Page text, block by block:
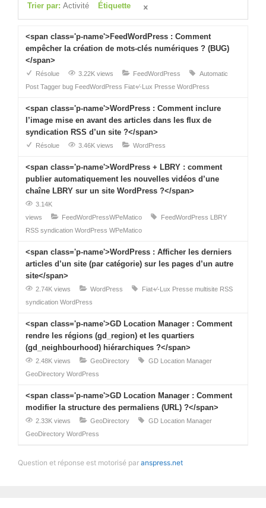
Trier par: Activité Étiquette
<span class='p-name'>FeedWordPress : Comment
empêcher la création de mots-clés numériques ? (BUG)
</span>
Résolue 3.22K views FeedWordPress
Automatic
Post Tagger bug FeedWordPress Fiat+⁄-Lux Presse WordPress
<span class='p-name'>WordPress : Comment inclure
l’image mise en avant des articles dans les flux de
syndication RSS d’un site ?</span>
Résolue 3.46K views WordPress
<span class='p-name'>WordPress + LBRY : comment
publier automatiquement les nouvelles vidéos d’une
chaîne LBRY sur un site WordPress ?</span>
3.14K
views
FeedWordPressWPeMatico FeedWordPress LBRY
RSS syndication WordPress WPeMatico
<span class='p-name'>WordPress : Afficher les derniers
articles d’un site (par catégorie) sur les pages d’un autre
site</span>
2.74K views WordPress Fiat+⁄-Lux Presse multisite RSS
syndication WordPress
<span class='p-name'>GD Location Manager : Comment
rendre les régions (gd_region) et les quartiers
(gd_neighbourhood) hiérarchiques ?</span>
2.48K views GeoDirectory
GD Location Manager
GeoDirectory WordPress
<span class='p-name'>GD Location Manager : Comment
modifier la structure des permaliens (URL) ?</span>
2.33K views GeoDirectory
GD Location Manager
GeoDirectory WordPress
Question et réponse est motorisé par anspress.net